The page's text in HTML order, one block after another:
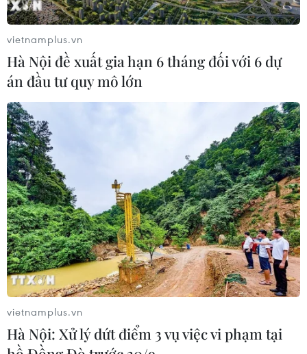
Bảo vệ bản quyền báo chí trên môi trường
số: Cần tăng mức xử phạt
13/09/2023 09:06
Bảo vệ bản quyền báo chí trên môi trường số trở thành
vấn đề cấp bách với mọi nhà báo, mọi cơ quan báo
chí, là điều kiện tiên quyết để bảo vệ nguồn tài chính
của cơ quan báo chí.
vietnamplus.vn
Hà Nội đề xuất gia hạn 6 tháng đối với 6 dự
án đầu tư quy mô lớn
vietnamplus.vn
Hà Nội: Xử lý dứt điểm 3 vụ việc vi phạm tại